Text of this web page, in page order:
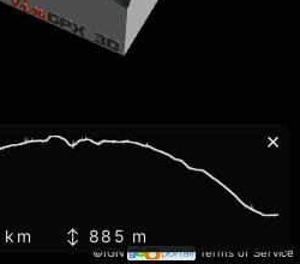
©IGN Terms of Service
×
km ↕ 885 m